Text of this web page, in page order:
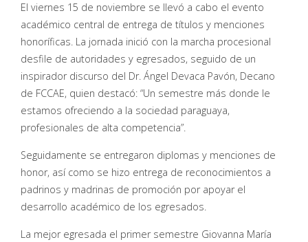
El viernes 15 de noviembre se llevó a cabo el evento
académico central de entrega de títulos y menciones
honoríficas. La jornada inició con la marcha procesional
desfile de autoridades y egresados, seguido de un
inspirador discurso del Dr. Ángel Devaca Pavón, Decano
de FCCAE, quien destacó: “Un semestre más donde le
estamos ofreciendo a la sociedad paraguaya,
profesionales de alta competencia”.
Seguidamente se entregaron diplomas y menciones de
honor, así como se hizo entrega de reconocimientos a
padrinos y madrinas de promoción por apoyar el
desarrollo académico de los egresados.
La mejor egresada el primer semestre Giovanna María